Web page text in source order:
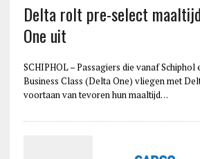
Delta rolt pre-select
One uit
SCHIPHOL – Passagiers die vanaf
Business Class (Delta One) vliegen met
voortaan van tevoren hun maaltijd…